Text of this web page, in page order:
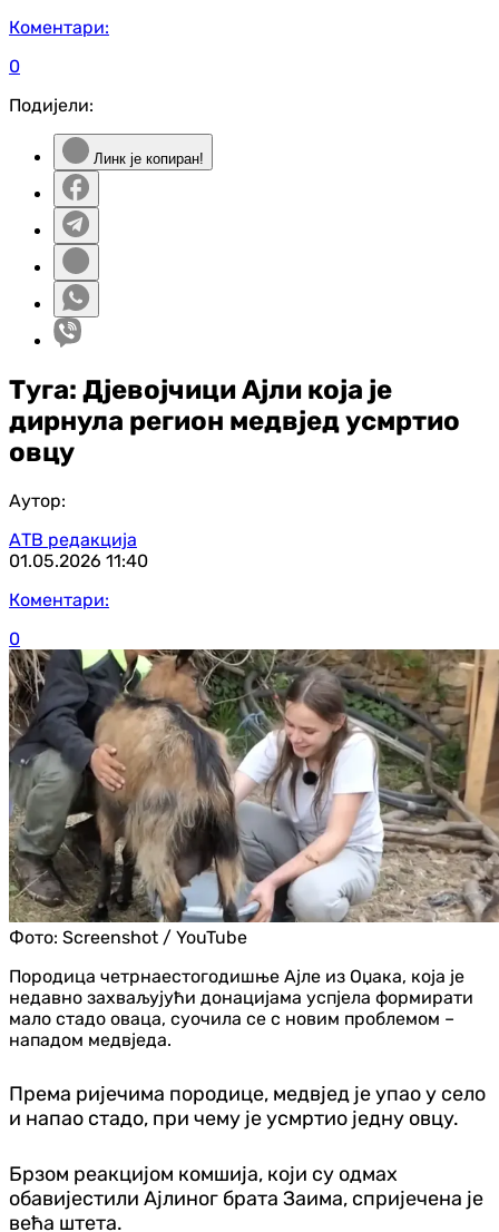
Коментари:
0
Подијели:
Линк је копиран!
Туга: Дјевојчици Ајли која је
дирнула регион медвјед усмртио
овцу
Аутор:
АТВ редакција
01.05.2026 11:40
Коментари:
0
Фото: Screenshot / YouTube
Породица четрнаестогодишње Ајле из Оџака, која је
недавно захваљујући донацијама успјела формирати
мало стадо оваца, суочила се с новим проблемом –
нападом медвједа.
Према ријечима породице, медвјед је упао у село
и напао стадо, при чему је усмртио једну овцу.
Брзом реакцијом комшија, који су одмах
обавијестили Ајлиног брата Заима, спријечена је
већа штета.